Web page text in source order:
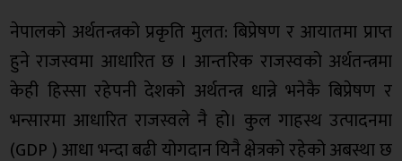
नेपालको अर्थतन्त्रको प्रकृति मुलत: बिप्रेषण र आयातमा प्राप्त
हुने राजस्वमा आधारित छ । आन्तरिक राजस्वको अर्थतन्त्रमा
केही हिस्सा रहेपनी देशको अर्थतन्त्र धान्ने भनेकै बिप्रेषण र
भन्सारमा आधारित राजस्वले नै हो। कुल गाहस्थ उत्पादनमा
(GDP ) आधा भन्दा बढी योगदान यिनै क्षेत्रको रहेको अबस्था छ